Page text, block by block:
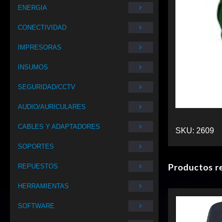
ENERGIA
CONECTIVIDAD
IMPRESORAS
INSUMOS
SEGURIDAD/CCTV
AUDIO/AURICULARES
CABLES Y ADAPTADORES
SOPORTES
REPUESTOS
HERRAMIENTAS
SOFTWARE
SKU: 2609
Productos